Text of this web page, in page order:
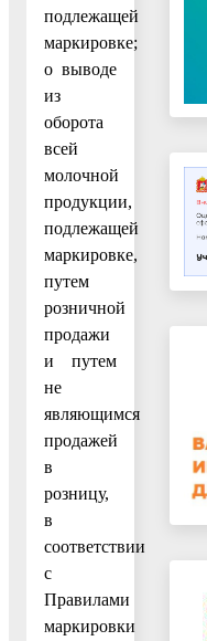
подлежащей
маркировке;
о выводе
из
оборота
всей
молочной
продукции,
подлежащей
маркировке,
путем
розничной
продажи
и путем
не
являющимся
продажей
в
розницу,
в
соответствии
с
Правилами
маркировки